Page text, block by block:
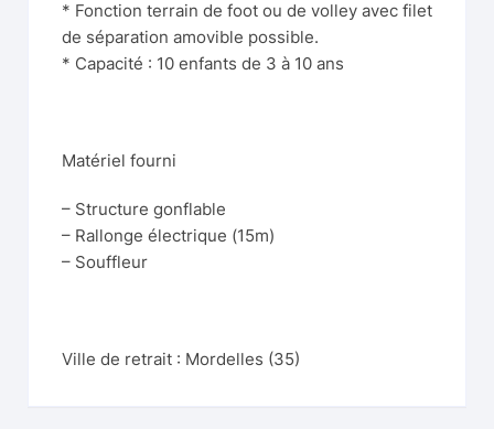
* Fonction terrain de foot ou de volley avec filet
de séparation amovible possible.
* Capacité : 10 enfants de 3 à 10 ans
Matériel fourni
– Structure gonflable
– Rallonge électrique (15m)
– Souffleur
Ville de retrait : Mordelles (35)